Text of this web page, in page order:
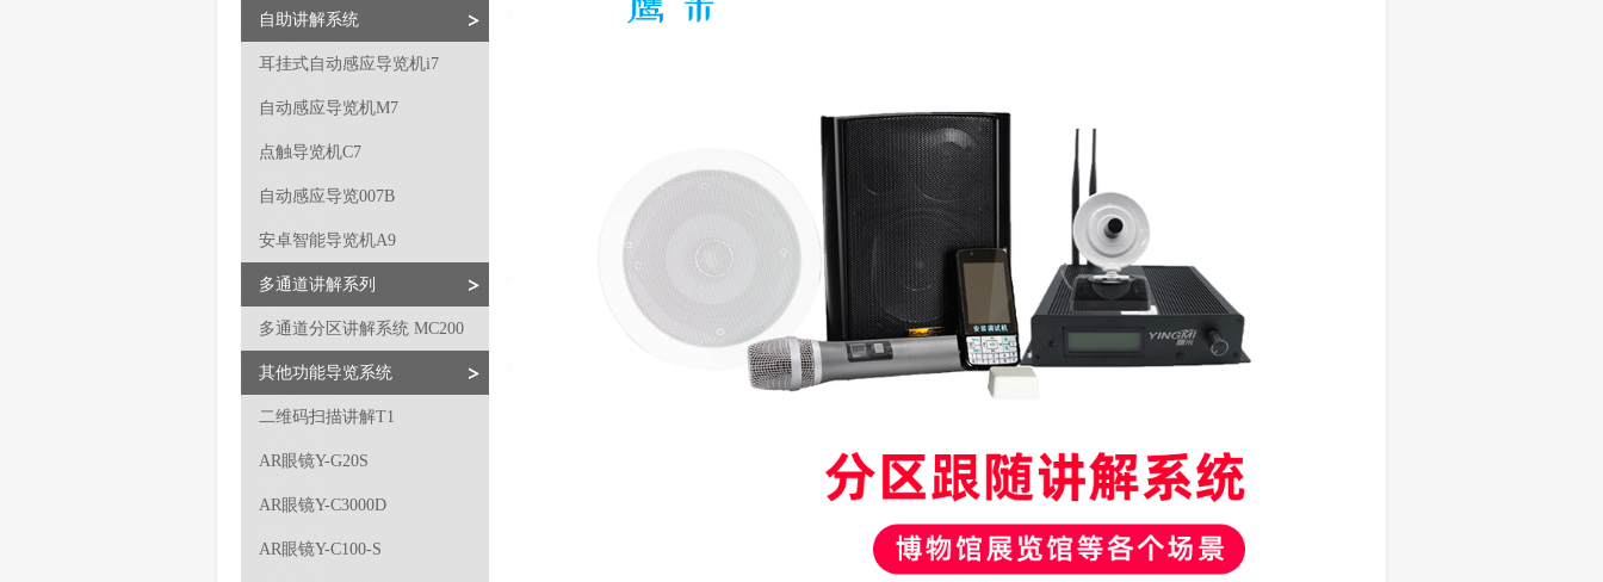
自助讲解系统
耳挂式自动感应导览机i7
自动感应导览机M7
点触导览机C7
自动感应导览007B
安卓智能导览机A9
多通道讲解系列
多通道分区讲解系统 MC200
其他功能导览系统
二维码扫描讲解T1
AR眼镜Y-G20S
AR眼镜Y-C3000D
AR眼镜Y-C100-S